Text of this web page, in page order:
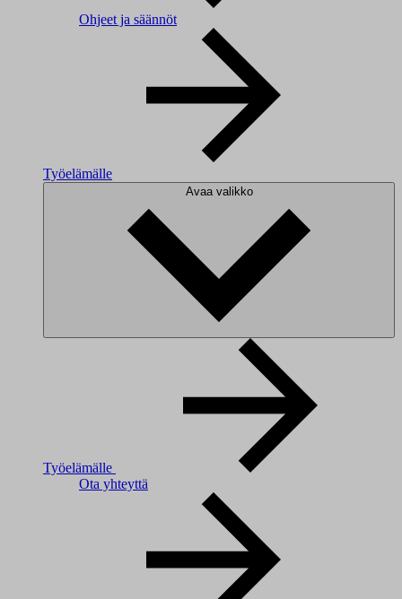
Ohjeet ja säännöt
Työelämälle
Avaa valikko
Työelämälle
Ota yhteyttä